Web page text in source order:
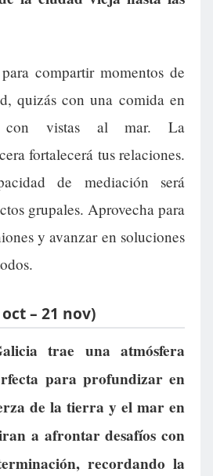
compartir momentos de
quizás con una comida en
con vistas al mar. La
fortalecerá tus relaciones.
de mediación será
grupales. Aprovecha para
y avanzar en soluciones
– 21 nov)
trae una atmósfera
para profundizar en
de la tierra y el mar en
a afrontar desafíos con
recordando la